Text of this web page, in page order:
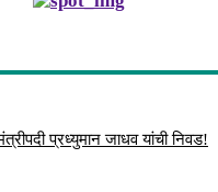
प्रध्युमान जाधव यांची निवड!